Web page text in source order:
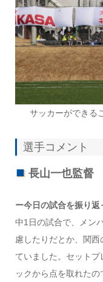
サッカーができる
選手コメント
長山一也監督
ー今日の試合を振り返
中1日の試合で、メン
慮したりだとか、関
ていました。セット
ックから点を取れた